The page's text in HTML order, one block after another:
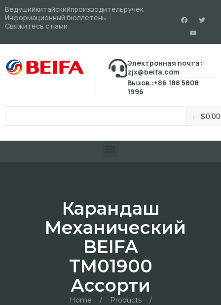
Ведущийкитайскийпроизводительручек
Информационный бюллетень
Свяжитесь с нами
Электронная почта:
zjx@beifa.com
Вызов.:+86 188 5808
1996
$0.00
Карандаш
Механический
BEIFA
TM01900
Ассорти
Home / Products
/